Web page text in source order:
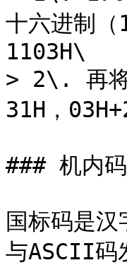
十六进制
1103H\
> 2\. 再将
31H，
### 机内码
国标码是
与ASCII码